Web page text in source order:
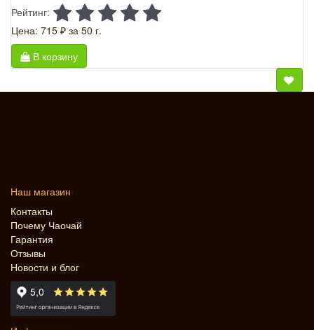
Рейтинг:
Цена: 715 ₽ за 50 г.
В корзину
Наш магазин
Контакты
Почему Чаочай
Гарантия
Отзывы
Новости и блог